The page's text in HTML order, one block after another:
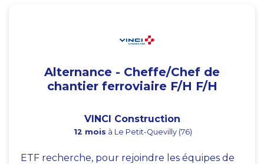
Alternance - Cheffe/Chef de
chantier ferroviaire F/H F/H
VINCI Construction
12 mois à Le Petit-Quevilly (76)
ETF recherche, pour rejoindre les équipes de